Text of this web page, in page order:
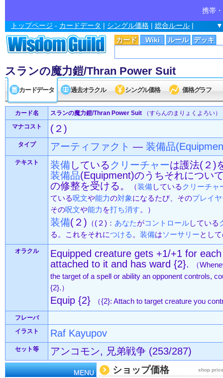
携帯
カード Wiki ルール デッキ
トップページ - カードデータ | シングル価格 | 総合ルール |
スランの魔力鎧/Thran Power Suit
カードデータ 過去オラクル シングル価格 価格グラフ
カード名 スランの魔力鎧/Thran Power Suit （すらんのまりょくよろい）
マナコスト
(２)
タイプ アーティファクト — 装備品
テキスト 装備しているクリーチャーは護法(２)
装備品(Equipment)のうちそれについ
の修整を受ける。
（装備している クリーチャ
ている 呪文や能力の対象になるたび、そのプレイ
その呪文や能力 を打ち消す。）
装備(２) （(２)： あなたがコントロールしている
る。これをそれにつける 。 装備はソーサリーとし
オラクル
Equipped creature gets +1/+1 for
attached to it and has ward {2}.
（
the target of a spell or ability an opponent controls,
{2}.）
Equip {2} （{2}: Attach to target creature you
フレーバ
イラスト
Raf Kayupov
セット等 アンコモン, 兄弟戦争 (253/287)
MENU
ショップ価格 shop